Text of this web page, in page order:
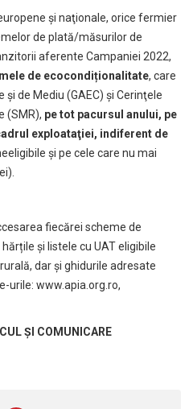
şi naţionale, orice fermier
de plată/măsurilor de
aferente Campaniei 2022,
de ecocondiționalitate, care
de Mediu (GAEC) şi Cerinţele
(SMR), pe tot pacursul anului, pe
exploataţiei, indiferent de
şi pe cele care nu mai
fiecărei scheme de
și listele cu UAT eligibile
dar și ghidurile adresate
urile: www.apia.org.ro,
ŞI COMUNICARE